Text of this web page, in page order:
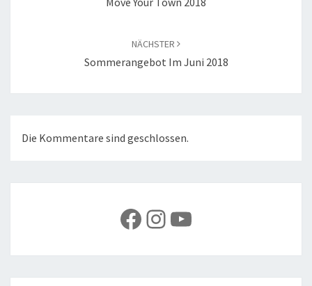
NÄCHSTER
Sommerangebot Im Juni 2018
Die Kommentare sind geschlossen.
Facebook
Instagram
YouTube